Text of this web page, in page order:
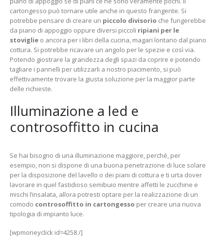
cartongesso può tornare utile anche in questo frangente. Si
potrebbe pensare di creare un piccolo divisorio che fungerebbe
da piano di appoggio oppure diversi piccoli ripiani per le
stoviglie o ancora per i libri della cucina, magari lontano dal piano
cottura. Si potrebbe ricavare un angolo per le spezie e così via.
Potendo giostrare la grandezza degli spazi da coprire e potendo
tagliare i pannelli per utilizzarli a nostro piacimento, si può
effettivamente trovare la giusta soluzione per la maggior parte
delle richieste.
Illuminazione a led e
controsoffitto in cucina
Se hai bisogno di una illuminazione maggiore, perché, per
esempio, non si dispone di una buona penetrazione di luce solare
per la disposizione del lavello o dei piani di cottura e ti urta dover
lavorare in quel fastidioso semibuio mentre affetti le zucchine e
mischi l’insalata, allora potresti optare per la realizzazione di un
comodo controsoffitto in cartongesso per creare una nuova
tipologia di impianto luce.
[wpmoneyclick id=4258 /]